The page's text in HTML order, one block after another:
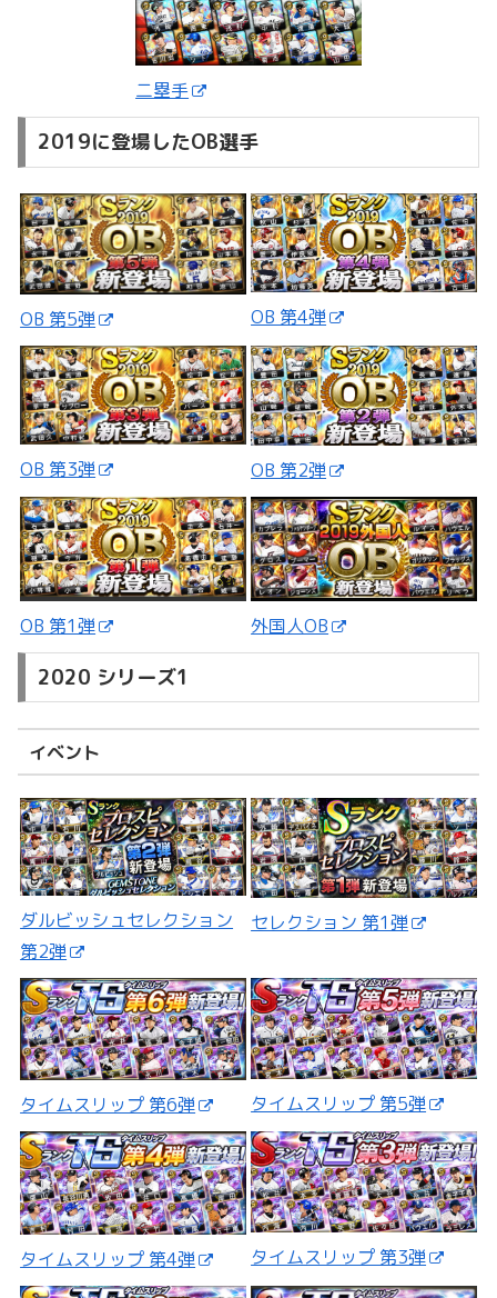
二塁手
2019に登場したOB選手
OB 第5弾 OB 第4弾
OB 第3弾 OB 第2弾
OB 第1弾 外国人OB
2020 シリーズ1
イベント
ダルビッシュセレクション
第2弾
セレクション 第1弾
タイムスリップ 第6弾 タイムスリップ 第5弾
タイムスリップ 第4弾 タイムスリップ 第3弾